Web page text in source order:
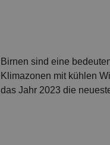
Birnen sind eine
Klimazonen mit kühlen
das Jahr 2023 die